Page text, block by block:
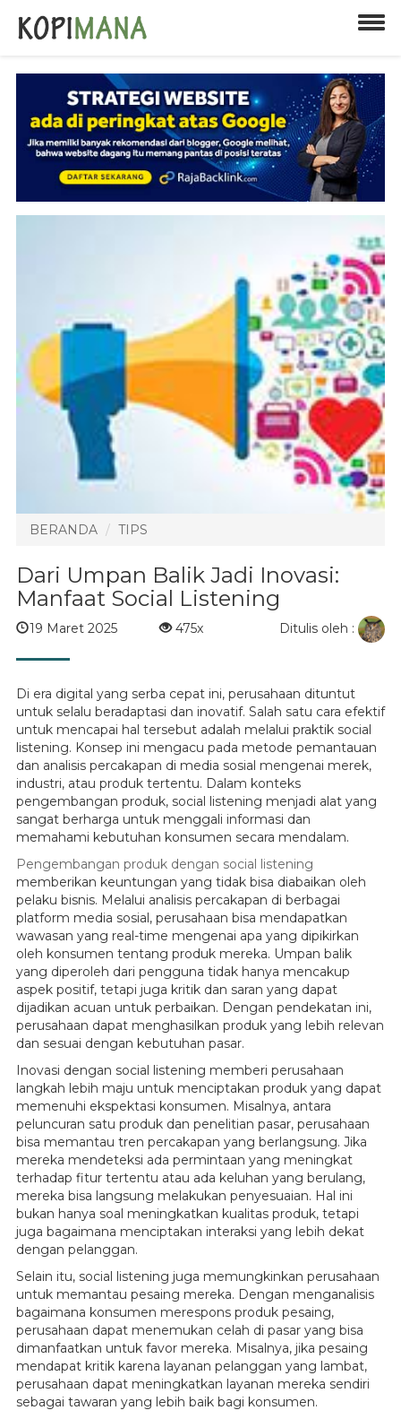
BERANDA TIPS
Dari Umpan Balik Jadi Inovasi:
Manfaat Social Listening
19 Maret 2025 475x Ditulis oleh :
Di era digital yang serba cepat ini, perusahaan dituntut
untuk selalu beradaptasi dan inovatif. Salah satu cara efektif
untuk mencapai hal tersebut adalah melalui praktik social
listening. Konsep ini mengacu pada metode pemantauan
dan analisis percakapan di media sosial mengenai merek,
industri, atau produk tertentu. Dalam konteks
pengembangan produk, social listening menjadi alat yang
sangat berharga untuk menggali informasi dan
memahami kebutuhan konsumen secara mendalam.
Pengembangan produk dengan social listening
memberikan keuntungan yang tidak bisa diabaikan oleh
pelaku bisnis. Melalui analisis percakapan di berbagai
platform media sosial, perusahaan bisa mendapatkan
wawasan yang real-time mengenai apa yang dipikirkan
oleh konsumen tentang produk mereka. Umpan balik
yang diperoleh dari pengguna tidak hanya mencakup
aspek positif, tetapi juga kritik dan saran yang dapat
dijadikan acuan untuk perbaikan. Dengan pendekatan ini,
perusahaan dapat menghasilkan produk yang lebih relevan
dan sesuai dengan kebutuhan pasar.
Inovasi dengan social listening memberi perusahaan
langkah lebih maju untuk menciptakan produk yang dapat
memenuhi ekspektasi konsumen. Misalnya, antara
peluncuran satu produk dan penelitian pasar, perusahaan
bisa memantau tren percakapan yang berlangsung. Jika
mereka mendeteksi ada permintaan yang meningkat
terhadap fitur tertentu atau ada keluhan yang berulang,
mereka bisa langsung melakukan penyesuaian. Hal ini
bukan hanya soal meningkatkan kualitas produk, tetapi
juga bagaimana menciptakan interaksi yang lebih dekat
dengan pelanggan.
Selain itu, social listening juga memungkinkan perusahaan
untuk memantau pesaing mereka. Dengan menganalisis
bagaimana konsumen merespons produk pesaing,
perusahaan dapat menemukan celah di pasar yang bisa
dimanfaatkan untuk favor mereka. Misalnya, jika pesaing
mendapat kritik karena layanan pelanggan yang lambat,
perusahaan dapat meningkatkan layanan mereka sendiri
sebagai tawaran yang lebih baik bagi konsumen.